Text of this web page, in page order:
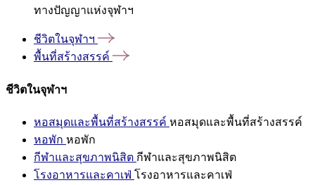
ทางปัญญาแห่งจุฬาฯ
ชีวิตในจุฬาฯ
พื้นที่สร้างสรรค์
ชีวิตในจุฬาฯ
หอสมุดและพื้นที่สร้างสรรค์ หอสมุดและพื้นที่สร้างสรรค์
หอพัก หอพัก
กีฬาและสุขภาพนิสิต กีฬาและสุขภาพนิสิต
โรงอาหารและคาเฟ่ โรงอาหารและคาเฟ่